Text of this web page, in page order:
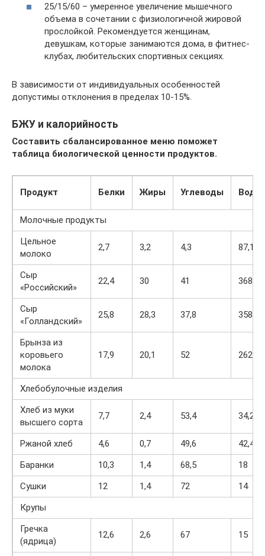
25/15/60 – умеренное увеличение мышечного
объема в сочетании с физиологичной жировой
прослойкой. Рекомендуется женщинам,
девушкам, которые занимаются дома, в фитнес-
клубах, любительских спортивных секциях.
В зависимости от индивидуальных особенностей
допустимы отклонения в пределах 10-15%.
БЖУ и калорийность
Составить сбалансированное меню поможет
таблица биологической ценности продуктов.
Продукт Белки Жиры Углеводы Вода
Молочные продукты
Цельное
молоко
2,7 3,2 4,3 87,1
Сыр
«Российский»
22,4 30 41 368
Сыр
«Голландский»
25,8 28,3 37,8 358
Брынза из
коровьего
молока
17,9 20,1 52 262
Хлебобулочные изделия
Хлеб из муки
высшего сорта
7,7 2,4 53,4 34,2
Ржаной хлеб 4,6 0,7 49,6
42,4
Баранки
10,3 1,4 68,5
18
Сушки
12 1,4 72
14
Крупы
Гречка
(ядрица)
12,6 2,6 67 15